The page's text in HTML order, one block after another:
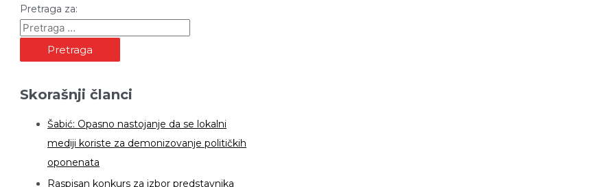
Pretraga za:
Skorašnji članci
Šabić: Opasno nastojanje da se lokalni
mediji koriste za demonizovanje političkih
oponenata
Raspisan konkurs za izbor predstavnika